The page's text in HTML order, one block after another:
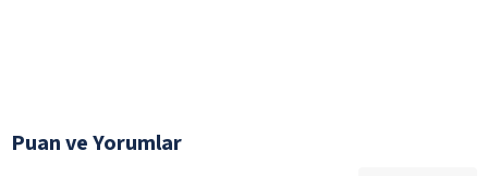
Puan ve Yorumlar